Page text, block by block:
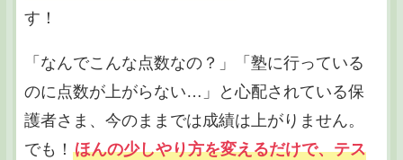
す！
「なんでこんな点数なの？」「塾に行っている
のに点数が上がらない…」と心配されている保
護者さま、今のままでは成績は上がりません。
でも！ ほんの少しやり方を変えるだけで、テス